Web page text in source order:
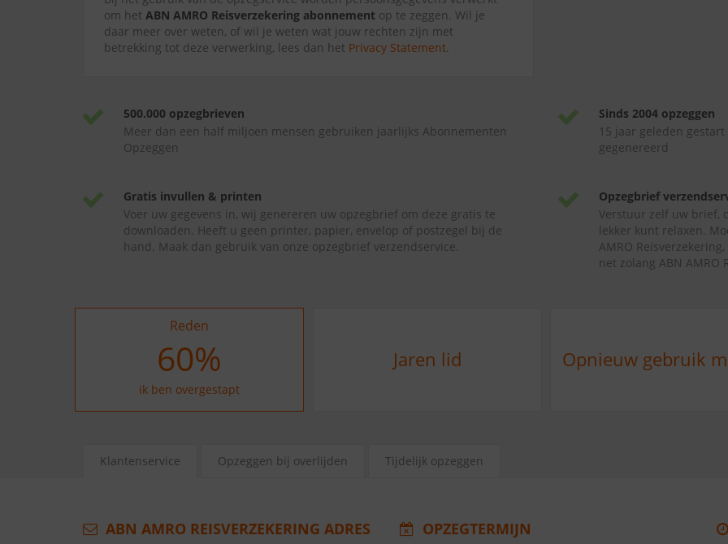
om het ABN AMRO Reisverzekering abonnement op te zeggen. Wil je
daar meer over weten, of wil je weten wat jouw rechten zijn met
betrekking tot deze verwerking, lees dan het Privacy Statement.
500.000 opzegbrieven
Meer dan een half miljoen mensen gebruiken jaarlijks Abonnementen
Opzeggen
Sinds 2004 opzeggen
15 jaar geleden
gegenereerd
Gratis invullen & printen
Voer uw gegevens in, wij genereren uw opzegbrief om deze gratis te
downloaden. Heeft u geen printer, papier, envelop of postzegel bij de
hand. Maak dan gebruik van onze opzegbrief verzendservice.
Opzegbrief
Verstuur zelf uw brief,
lekker kunt relaxen.
AMRO
net zolang ABN
Reden
64%
ik ben overgestapt
Jaren lid Opnieuw gebruik
Klantenservice Opzeggen bij overlijden Tijdelijk opzeggen
ABN AMRO REISVERZEKERING ADRES OPZEGTERMIJN